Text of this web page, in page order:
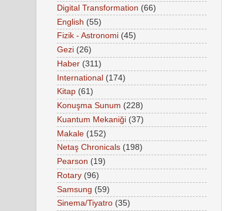
Digital Transformation (66)
English (55)
Fizik - Astronomi (45)
Gezi (26)
Haber (311)
International (174)
Kitap (61)
Konuşma Sunum (228)
Kuantum Mekaniği (37)
Makale (152)
Netaş Chronicals (198)
Pearson (19)
Rotary (96)
Samsung (59)
Sinema/Tiyatro (35)